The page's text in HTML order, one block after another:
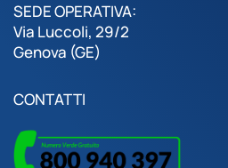
SEDE OPERATIVA:
Via Luccoli, 29/2
Genova (GE)
CONTATTI